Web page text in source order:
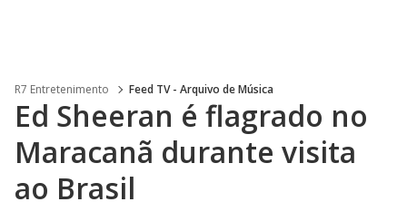
R7 Entretenimento Feed TV - Arquivo de Música
Ed Sheeran é flagrado no
Maracanã durante visita
ao Brasil